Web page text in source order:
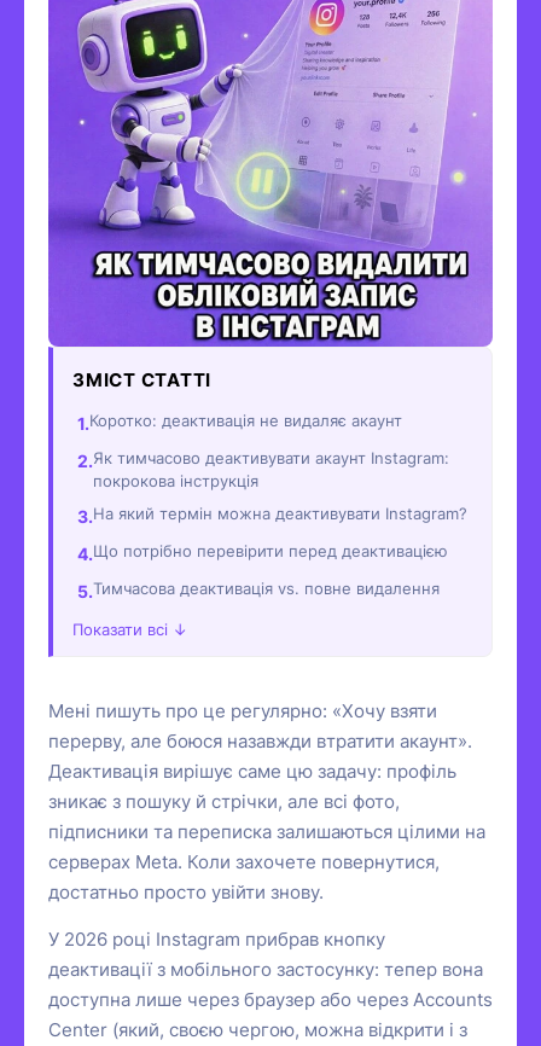
ЗМІСТ СТАТТІ
Коротко: деактивація не видаляє акаунт
Як тимчасово деактивувати акаунт Instagram:
покрокова інструкція
На який термін можна деактивувати Instagram?
Що потрібно перевірити перед деактивацією
Тимчасова деактивація vs. повне видалення
Показати всі ↓
Мені пишуть про це регулярно: «Хочу взяти
перерву, але боюся назавжди втратити акаунт».
Деактивація вирішує саме цю задачу: профіль
зникає з пошуку й стрічки, але всі фото,
підписники та переписка залишаються цілими на
серверах Meta. Коли захочете повернутися,
достатньо просто увійти знову.
У 2026 році Instagram прибрав кнопку
деактивації з мобільного застосунку: тепер вона
доступна лише через браузер або через Accounts
Center (який, своєю чергою, можна відкрити і з